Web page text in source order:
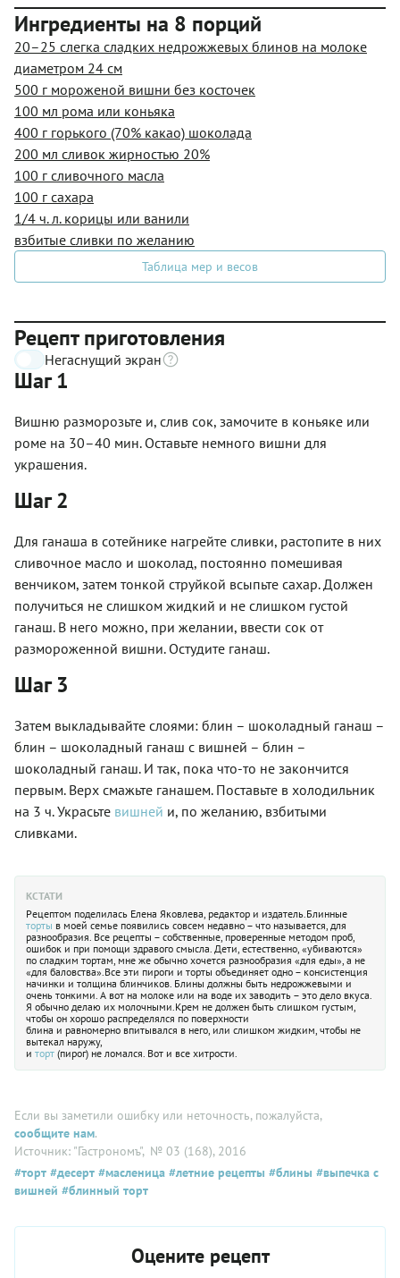
Ингредиенты на 8 порций
20–25 слегка сладких недрожжевых блинов на молоке
диаметром 24 см
500 г мороженой вишни без косточек
100 мл рома или коньяка
400 г горького (70% какао) шоколада
200 мл сливок жирностью 20%
100 г сливочного масла
100 г сахара
1/4 ч. л. корицы или ванили
взбитые сливки по желанию
Таблица мер и весов
Рецепт приготовления
Негаснущий экран
Шаг 1
Вишню разморозьте и, слив сок, замочите в коньяке или
роме на 30–40 мин. Оставьте немного вишни для
украшения.
Шаг 2
Для ганаша в сотейнике нагрейте сливки, растопите в них
сливочное масло и шоколад, постоянно помешивая
венчиком, затем тонкой струйкой всыпьте сахар. Должен
получиться не слишком жидкий и не слишком густой
ганаш. В него можно, при желании, ввести сок от
размороженной вишни. Остудите ганаш.
Шаг 3
Затем выкладывайте слоями: блин – шоколадный ганаш –
блин – шоколадный ганаш с вишней – блин –
шоколадный ганаш. И так, пока что-то не закончится
первым. Верх смажьте ганашем. Поставьте в холодильник
на 3 ч. Украсьте вишней и, по желанию, взбитыми
сливками.
КСТАТИ
Рецептом поделилась Елена Яковлева, редактор и издатель.Блинные
торты в моей семье появились совсем недавно – что называется, для
разнообразия. Все рецепты – собственные, проверенные методом проб,
ошибок и при помощи здравого смысла. Дети, естественно, «убиваются»
по сладким тортам, мне же обычно хочется разнообразия «для еды», а не
«для баловства».Все эти пироги и торты объединяет одно – консистенция
начинки и толщина блинчиков. Блины должны быть недрожжевыми и
очень тонкими. А вот на молоке или на воде их заводить – это дело вкуса.
Я обычно делаю их молочными.Крем не должен быть слишком густым,
чтобы он хорошо распределялся по поверхности
блина и равномерно впитывался в него, или слишком жидким, чтобы не
вытекал наружу,
и торт (пирог) не ломался. Вот и все хитрости.
Если вы заметили ошибку или неточность, пожалуйста,
сообщите нам.
Источник: "Гастрономъ", № 03 (168), 2016
#торт #десерт #масленица #летние рецепты #блины #выпечка с
вишней #блинный торт
Оцените рецепт